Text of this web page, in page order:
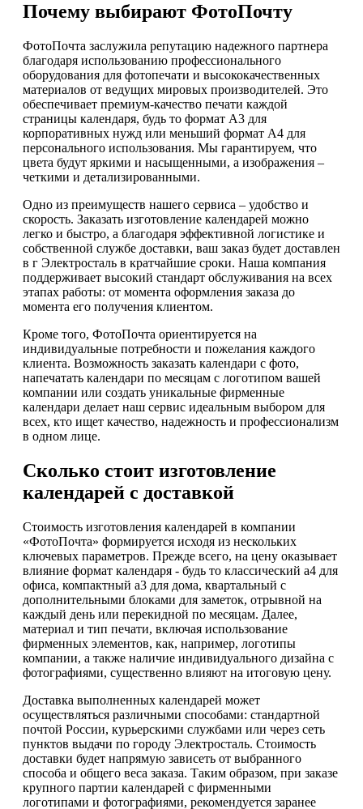
Почему выбирают ФотоПочту
ФотоПочта заслужила репутацию надежного партнера
благодаря использованию профессионального
оборудования для фотопечати и высококачественных
материалов от ведущих мировых производителей. Это
обеспечивает премиум-качество печати каждой
страницы календаря, будь то формат А3 для
корпоративных нужд или меньший формат А4 для
персонального использования. Мы гарантируем, что
цвета будут яркими и насыщенными, а изображения –
четкими и детализированными.
Одно из преимуществ нашего сервиса – удобство и
скорость. Заказать изготовление календарей можно
легко и быстро, а благодаря эффективной логистике и
собственной службе доставки, ваш заказ будет доставлен
в г Электросталь в кратчайшие сроки. Наша компания
поддерживает высокий стандарт обслуживания на всех
этапах работы: от момента оформления заказа до
момента его получения клиентом.
Кроме того, ФотоПочта ориентируется на
индивидуальные потребности и пожелания каждого
клиента. Возможность заказать календари с фото,
напечатать календари по месяцам с логотипом вашей
компании или создать уникальные фирменные
календари делает наш сервис идеальным выбором для
всех, кто ищет качество, надежность и профессионализм
в одном лице.
Сколько стоит изготовление
календарей с доставкой
Стоимость изготовления календарей в компании
«ФотоПочта» формируется исходя из нескольких
ключевых параметров. Прежде всего, на цену оказывает
влияние формат календаря - будь то классический а4 для
офиса, компактный а3 для дома, квартальный с
дополнительными блоками для заметок, отрывной на
каждый день или перекидной по месяцам. Далее,
материал и тип печати, включая использование
фирменных элементов, как, например, логотипы
компании, а также наличие индивидуального дизайна с
фотографиями, существенно влияют на итоговую цену.
Доставка выполненных календарей может
осуществляться различными способами: стандартной
почтой России, курьерскими службами или через сеть
пунктов выдачи по городу Электросталь. Стоимость
доставки будет напрямую зависеть от выбранного
способа и общего веса заказа. Таким образом, при заказе
крупного партии календарей с фирменными
логотипами и фотографиями, рекомендуется заранее